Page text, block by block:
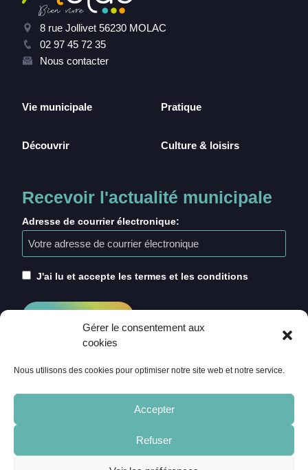
Gérer le consentement aux
cookies
Nous utilisons des cookies pour optimiser notre site web et notre service.
Accepter
Refuser
8 rue Jollivet 56230 MOLAC
02 97 45 72 35
Nous contacter
Vie municipale
Découvrir
Pratique
Culture & loisirs
Recevoir l'actualité municipale
Adresse de courrier électronique:
J'ai lu et accepte les termes et les conditions
CRÉDITS